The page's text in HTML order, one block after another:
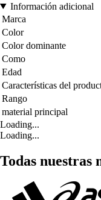
Información adicional
Marca
Color
Color dominante
Como
Edad
Características del
Rango
material principal
Loading...
Loading...
Todas nuestras